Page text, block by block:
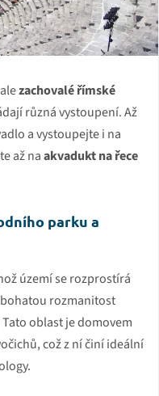
zachovalé římské
různá vystoupení. Až
a vystoupejte i na
až naakvadukt na řece
parku a
území se rozprostírá
rozmanitost
oblast je domovem
což z ní činí ideální